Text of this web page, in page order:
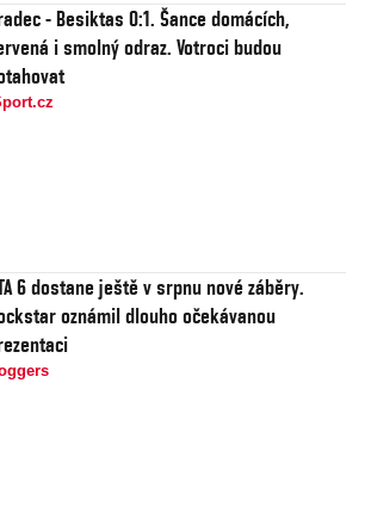
- Besiktas 0:1. Šance domácích,
i smolný odraz. Votroci budou
6 dostane ještě v srpnu nové záběry.
oznámil dlouho očekávanou